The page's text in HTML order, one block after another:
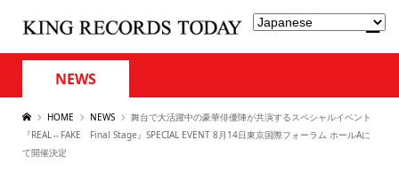
NEWS
HOME NEWS
舞台で大活躍中の豪華俳優陣が共演するスペシャルイベント
『REAL⇔FAKE Final Stage』SPECIAL EVENT 8月14日東京国際フォーラム ホールAに
て開催決定